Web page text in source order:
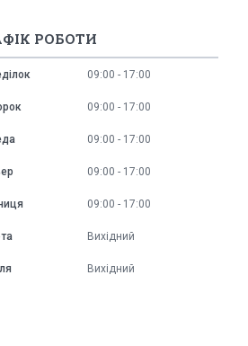
РОБОТИ
09:00 17:00
09:00 17:00
09:00 17:00
09:00 17:00
09:00 17:00
Вихідний
Вихідний